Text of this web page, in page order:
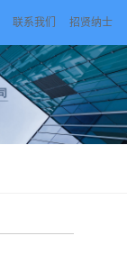
联系我们 招贤纳士